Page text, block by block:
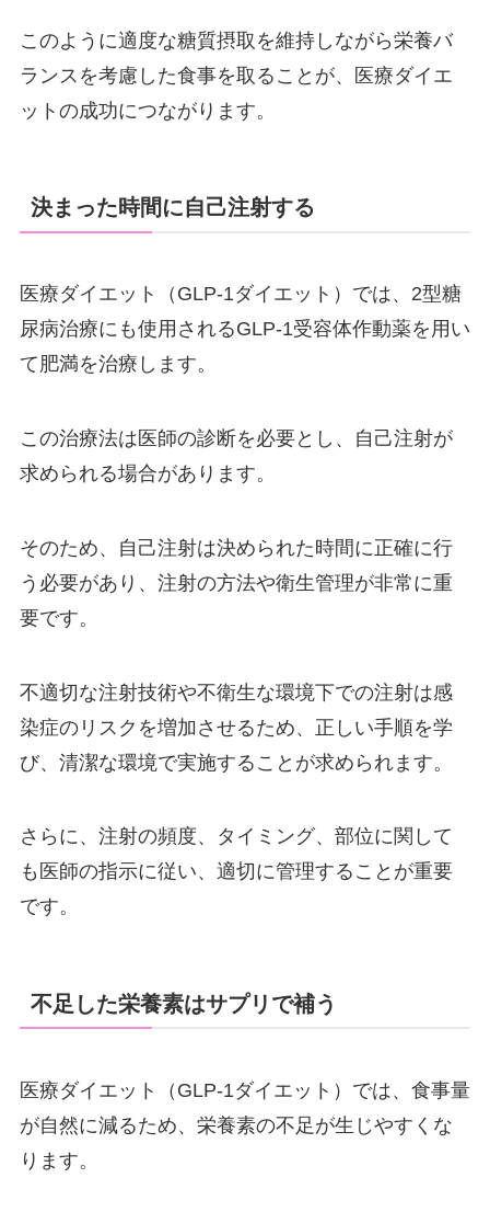
このように適度な糖質摂取を維持しながら栄養バ
ランスを考慮した食事を取ることが、医療ダイエ
ットの成功につながります。
決まった時間に自己注射する
医療ダイエット（GLP-1ダイエット）では、2型糖
尿病治療にも使用されるGLP-1受容体作動薬を用い
て肥満を治療します。
この治療法は医師の診断を必要とし、自己注射が
求められる場合があります。
そのため、自己注射は決められた時間に正確に行
う必要があり、注射の方法や衛生管理が非常に重
要です。
不適切な注射技術や不衛生な環境下での注射は感
染症のリスクを増加させるため、正しい手順を学
び、清潔な環境で実施することが求められます。
さらに、注射の頻度、タイミング、部位に関して
も医師の指示に従い、適切に管理することが重要
です。
不足した栄養素はサプリで補う
医療ダイエット（GLP-1ダイエット）では、食事量
が自然に減るため、栄養素の不足が生じやすくな
ります。